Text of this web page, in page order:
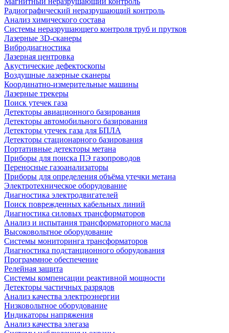
Радиографический неразрушающий контроль
Анализ химического состава
Системы неразрушающего контроля труб и прутков
Лазерные 3D-сканеры
Вибродиагностика
Лазерная центровка
Акустические дефектоскопы
Воздушные лазерные сканеры
Координатно-измерительные машины
Лазерные трекеры
Поиск утечек газа
Детекторы авиационного базирования
Детекторы автомобильного базирования
Детекторы утечек газа для БПЛА
Детекторы стационарного базирования
Портативные детекторы метана
Приборы для поиска ПЭ газопроводов
Переносные газоанализаторы
Приборы для определения объёма утечки метана
Электротехническое оборудование
Диагностика электродвигателей
Поиск поврежденных кабельных линий
Диагностика силовых трансформаторов
Анализ и испытания трансформаторного масла
Высоковольтное оборудование
Системы мониторинга трансформаторов
Диагностика подстанционного оборудования
Программное обеспечение
Релейная защита
Системы компенсации реактивной мощности
Детекторы частичных разрядов
Анализ качества электроэнергии
Низковольтное оборудование
Индикаторы напряжения
Анализ качества элегаза